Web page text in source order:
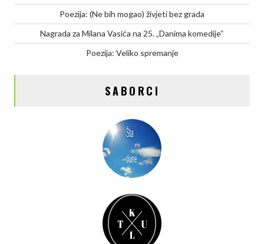
Poezija: (Ne bih mogao) živjeti bez grada
Nagrada za Milana Vasića na 25. „Danima komedije“
Poezija: Veliko spremanje
SABORCI